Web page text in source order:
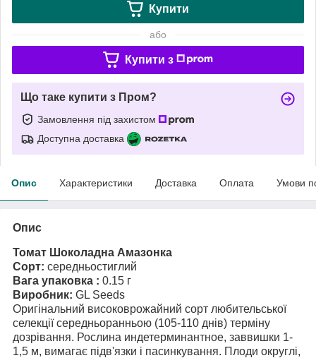
Купити
або
Купити з
Що таке купити з Пром?
Замовлення під захистом
Доступна доставка
Опис Характеристики Доставка Оплата Умови
Опис
Томат Шоколадна Амазонка
Сорт: середньостиглий
Вага упаковка : 0.15 г
Виробник: GL Seeds
Оригінальний високоврожайний сорт любительської
селекції середньоранньою (105-110 днів) терміну
дозрівання. Рослина индетерминантное, заввишки 1-
1,5 м, вимагає підв'язки і пасинкування. Плоди округлі,